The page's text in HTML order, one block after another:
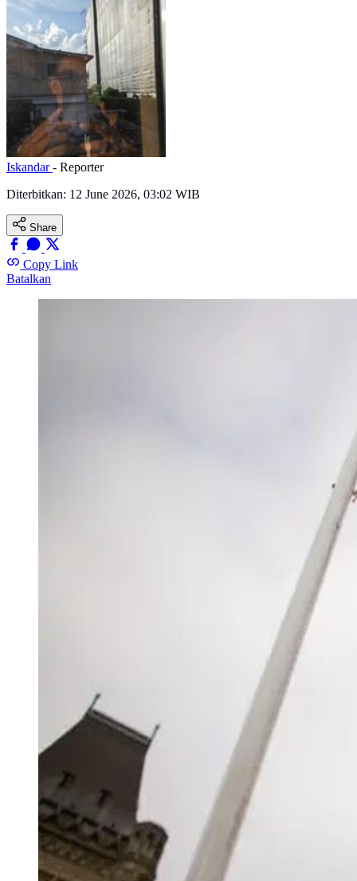
Iskandar- Reporter
Diterbitkan: 12 June 2026, 03:02 WIB
Share
Copy Link
Batalkan